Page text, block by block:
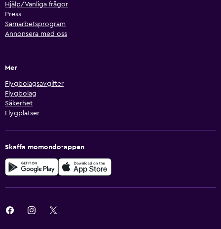
Hjälp/Vanliga frågor
Press
Samarbetsprogram
Annonsera med oss
Mer
Flygbolagsavgifter
Flygbolag
Säkerhet
Flygplatser
Skaffa momondo-appen